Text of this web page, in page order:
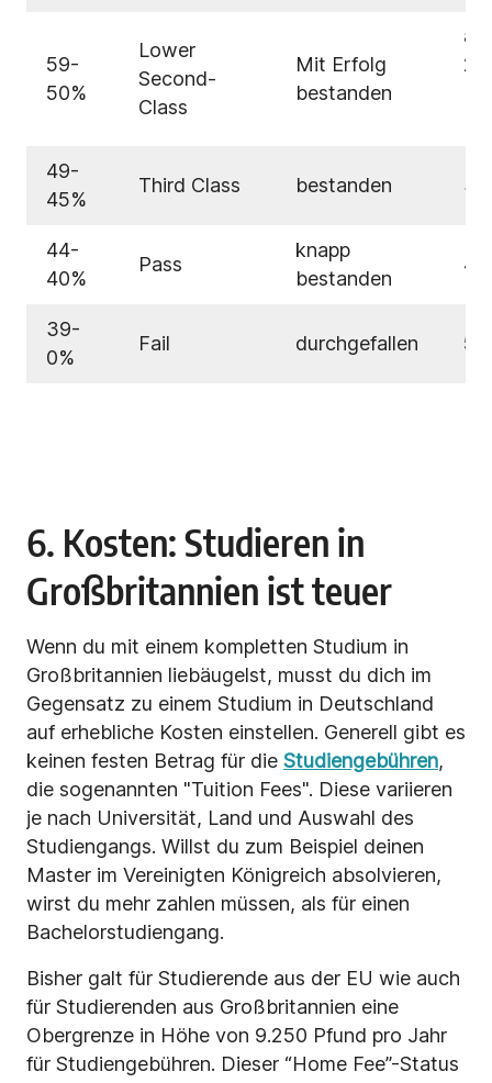
59-
50%
Lower
Second-
Class
Mit Erfolg
bestanden
ab
49-
45%
Third Class bestanden 3,7
44-
40%
Pass
knapp
bestanden
4,0
39-
0%
Fail durchgefallen
6. Kosten: Studieren in
Großbritannien ist teuer
Wenn du mit einem kompletten Studium in
Großbritannien liebäugelst, musst du dich im
Gegensatz zu einem Studium in Deutschland
auf erhebliche Kosten einstellen. Generell gibt es
keinen festen Betrag für die Studiengebühren,
die sogenannten "Tuition Fees". Diese variieren
je nach Universität, Land und Auswahl des
Studiengangs. Willst du zum Beispiel deinen
Master im Vereinigten Königreich absolvieren,
wirst du mehr zahlen müssen, als für einen
Bachelorstudiengang.
Bisher galt für Studierende aus der EU wie auch
für Studierenden aus Großbritannien eine
Obergrenze in Höhe von 9.250 Pfund pro Jahr
für Studiengebühren. Dieser “Home Fee”-Status